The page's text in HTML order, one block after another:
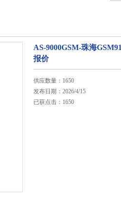
AS-9000GSM-珠海
报价
供应数量：1650
发布日期：2026/4/15
已获点击：1650